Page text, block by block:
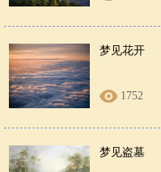
梦见花开
1752
梦见盗墓